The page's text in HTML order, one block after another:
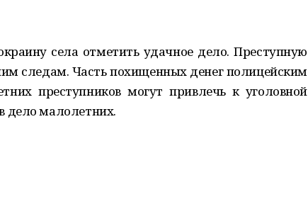
села отметить удачное дело. Преступную
следам. Часть похищенных денег полицейским
преступников могут привлечь к уголовной
дело малолетних.